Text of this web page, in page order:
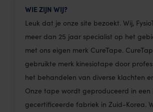
WIE ZIJN WIJ?
Leuk dat je onze site bezoekt. Wij,
meer dan 25 jaar specialist op het
met ons eigen merk CureTape.
gebruikte merk kinesiotape door
het behandelen van diverse klachten
Onze tape wordt geproduceerd in een
gecertificeerde fabriek in Zuid-Korea.